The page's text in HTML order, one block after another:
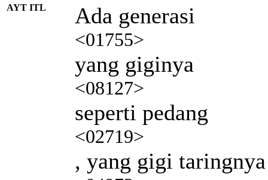
AYT ITL Ada generasi
<01755>
yang giginya
<08127>
seperti pedang
<02719>
, yang gigi taringnya